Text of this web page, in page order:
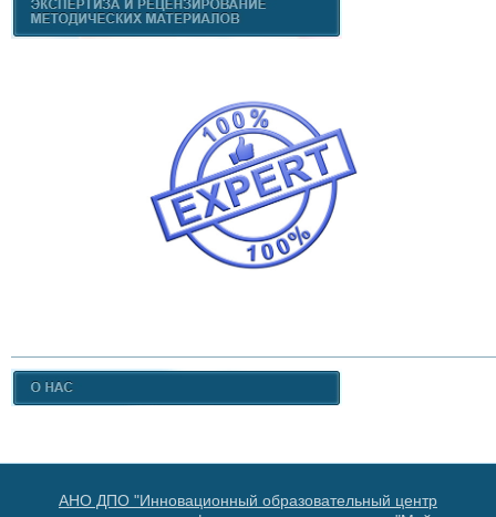
АНО ДПО "Инновационный образовательный центр